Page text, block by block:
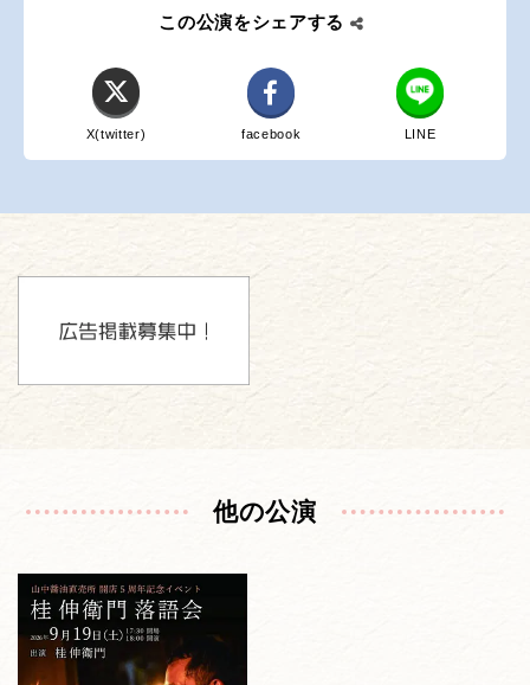
この公演をシェアする
X(twitter) facebook LINE
他の公演